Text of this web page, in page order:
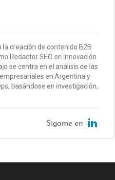
creación de contenido B2B
Redactor SEO en Innovación
se centra en el análisis de las
en Argentina y
basándose en investigación,
Sígame en